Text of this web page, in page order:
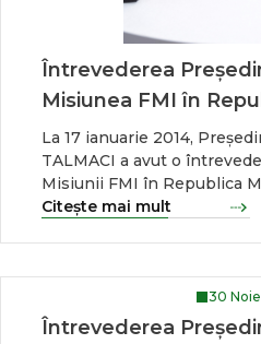
Întrevederea
Misiunea FMI în
La 17 ianuarie 2014,
TALMACI a avut o
Misiunii FMI în Republica
Citește mai mult
30
Întrevederea